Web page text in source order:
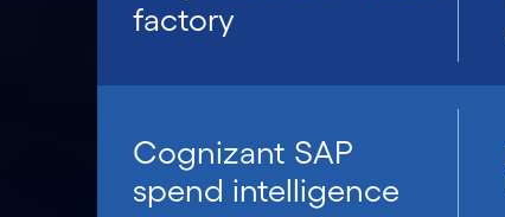
factory
Cognizant SAP
spend intelligence